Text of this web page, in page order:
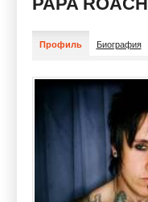
Профиль Биография